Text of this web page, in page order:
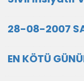
28-08-2007
EN KÖTÜ